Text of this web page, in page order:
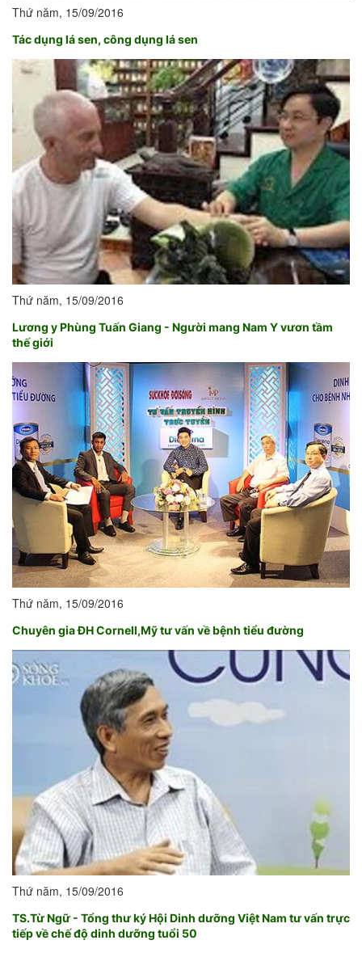
Thứ năm, 15/09/2016
Tác dụng lá sen, công dụng lá sen
Thứ năm, 15/09/2016
Lương y Phùng Tuấn Giang - Người mang Nam Y vươn tầm
thế giới
Thứ năm, 15/09/2016
Chuyên gia ĐH Cornell,Mỹ tư vấn về bệnh tiểu đường
Thứ năm, 15/09/2016
TS.Từ Ngữ - Tổng thư ký Hội Dinh dưỡng Việt Nam tư vấn trực
tiếp về chế độ dinh dưỡng tuổi 50